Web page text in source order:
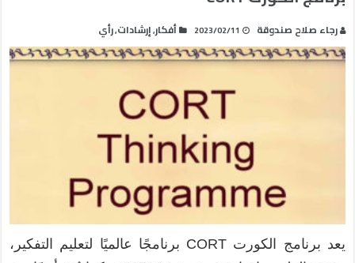
رجاء صلاح صندوقة 2023/02/11 أفكار,إرشادات,رأي
يعد برنامج الكورت CORT برنامجًا عالميًا لتعليم التفكير،